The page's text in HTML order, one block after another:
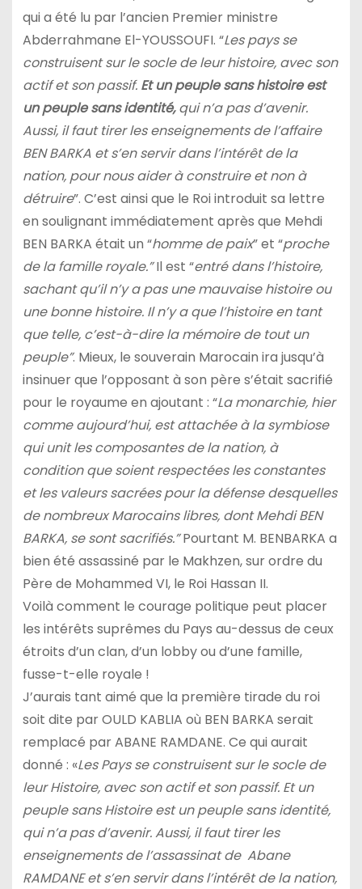
qui a été lu par l’ancien Premier ministre
Abderrahmane El-YOUSSOUFI. “Les pays se
construisent sur le socle de leur histoire, avec son
actif et son passif. Et un peuple sans histoire est
un peuple sans identité,qui n’a pas d’avenir.
Aussi, il faut tirer les enseignements de l’affaire
BEN BARKA et s’en servir dans l’intérêt de la
nation, pour nous aider à construire et non à
détruire”. C’est ainsi que le Roi introduit sa lettre
en soulignant immédiatement après que Mehdi
BEN BARKA était un “homme de paix” et “proche
de la famille royale.”Il est “entré dans l’histoire,
sachant qu’il n’y a pas une mauvaise histoire ou
une bonne histoire. Il n’y a que l’histoire en tant
que telle, c’est-à-dire la mémoire de tout un
peuple”. Mieux, le souverain Marocain ira jusqu’à
insinuer que l’opposant à son père s’était sacrifié
pour le royaume en ajoutant : “La monarchie, hier
comme aujourd’hui, est attachée à la symbiose
qui unit les composantes de la nation, à
condition que soient respectées les constantes
et les valeurs sacrées pour la défense desquelles
de nombreux Marocains libres, dont Mehdi BEN
BARKA, se sont sacrifiés.”Pourtant M. BENBARKA a
bien été assassiné par le Makhzen, sur ordre du
Père de Mohammed VI, le Roi Hassan II.
Voilà comment le courage politique peut placer
les intérêts suprêmes du Pays au-dessus de ceux
étroits d’un clan, d’un lobby ou d’une famille,
fusse-t-elle royale !
J’aurais tant aimé que la première tirade du roi
soit dite par OULD KABLIA où BEN BARKA serait
remplacé par ABANE RAMDANE. Ce qui aurait
donné : «Les Pays se construisent sur le socle de
leur Histoire, avec son actif et son passif. Et un
peuple sans Histoire est un peuple sans identité,
qui n’a pas d’avenir. Aussi, il faut tirer les
enseignements de l’assassinat de Abane
RAMDANE et s’en servir dans l’intérêt de la nation,